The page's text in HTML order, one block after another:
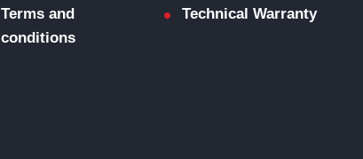
Terms and
conditions
Technical Warranty